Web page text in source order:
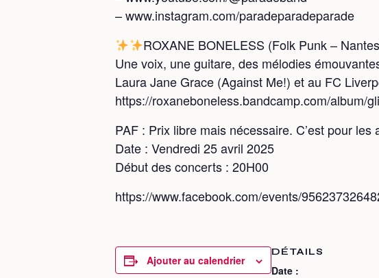
– www.instagram.com/paradeparadeparade
ROXANE BONELESS (Folk Punk –
Une voix, une guitare, des mélodies
Laura Jane Grace (Against Me!) et au FC
https://roxaneboneless.bandcamp.com/album/
PAF : Prix libre mais nécessaire. C’est pour les
Date : Vendredi 25 avril 2025
Début des concerts : 20H00
https://www.facebook.com/events/
Ajouter au calendrier
DÉTAILS
Date :